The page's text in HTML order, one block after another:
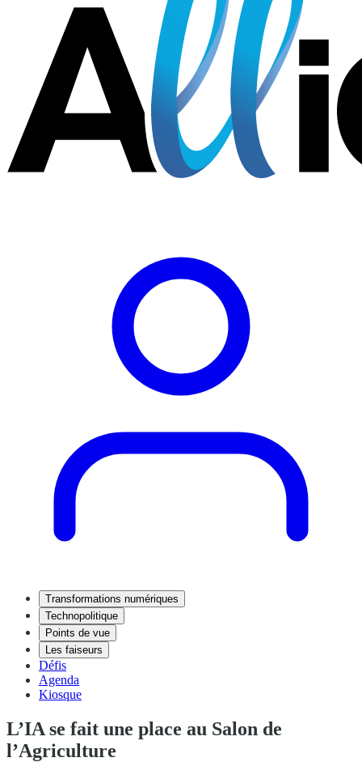
Transformations numériques
Technopolitique
Points de vue
Les faiseurs
Défis
Agenda
Kiosque
L’IA se fait une place au Salon de
l’Agriculture